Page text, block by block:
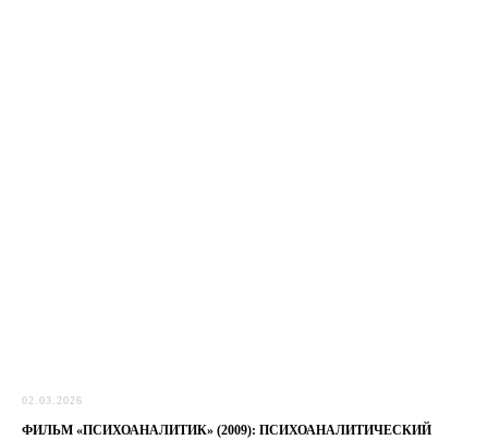
02.03.2026
ФИЛЬМ «ПСИХОАНАЛИТИК» (2009): ПСИХОАНАЛИТИЧЕСКИЙ